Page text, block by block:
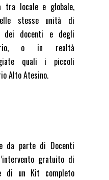
tra locale e globale,
stesse unità di
dei docenti e degli
o in realtà
quali i piccoli
Alto Atesino.
da parte di Docenti
gratuito di
di un Kit completo